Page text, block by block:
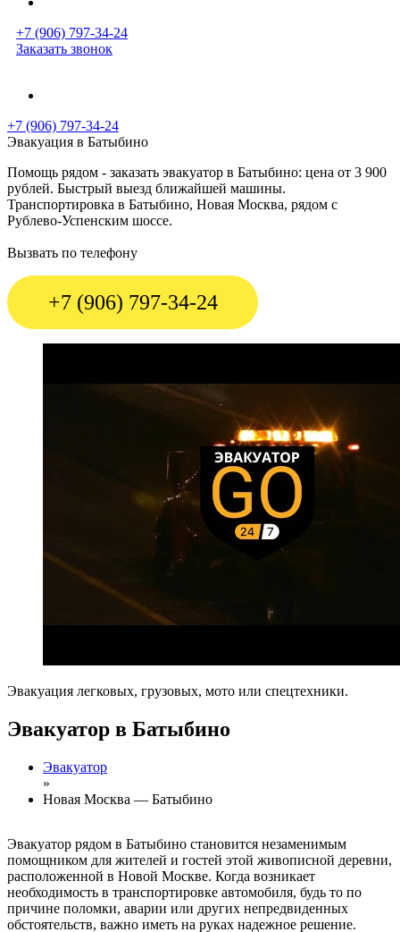
+7 (906) 797-34-24
Заказать звонок
+7 (906) 797-34-24
Эвакуация в Батыбино
Помощь рядом - заказать эвакуатор в Батыбино: цена от 3 900
рублей. Быстрый выезд ближайшей машины.
Транспортировка в Батыбино, Новая Москва, рядом с
Рублево-Успенским шоссе.
Вызвать по телефону
+7 (906) 797-34-24
Эвакуация легковых, грузовых, мото или спецтехники.
Эвакуатор в Батыбино
Эвакуатор
»
Новая Москва — Батыбино
Эвакуатор рядом в Батыбино становится незаменимым
помощником для жителей и гостей этой живописной деревни,
расположенной в Новой Москве. Когда возникает
необходимость в транспортировке автомобиля, будь то по
причине поломки, аварии или других непредвиденных
обстоятельств, важно иметь на руках надежное решение.